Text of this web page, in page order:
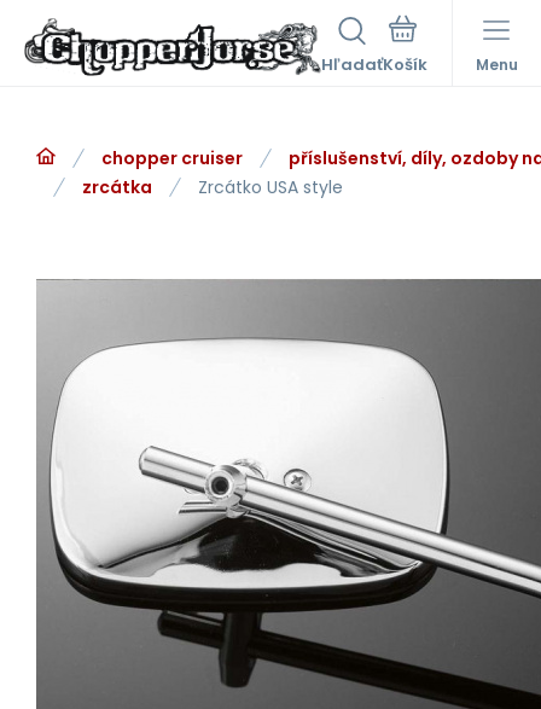
Hľadať Menu
chopper cruiser
příslušenství, díly, ozdoby
zrcátka
Zrcátko USA style